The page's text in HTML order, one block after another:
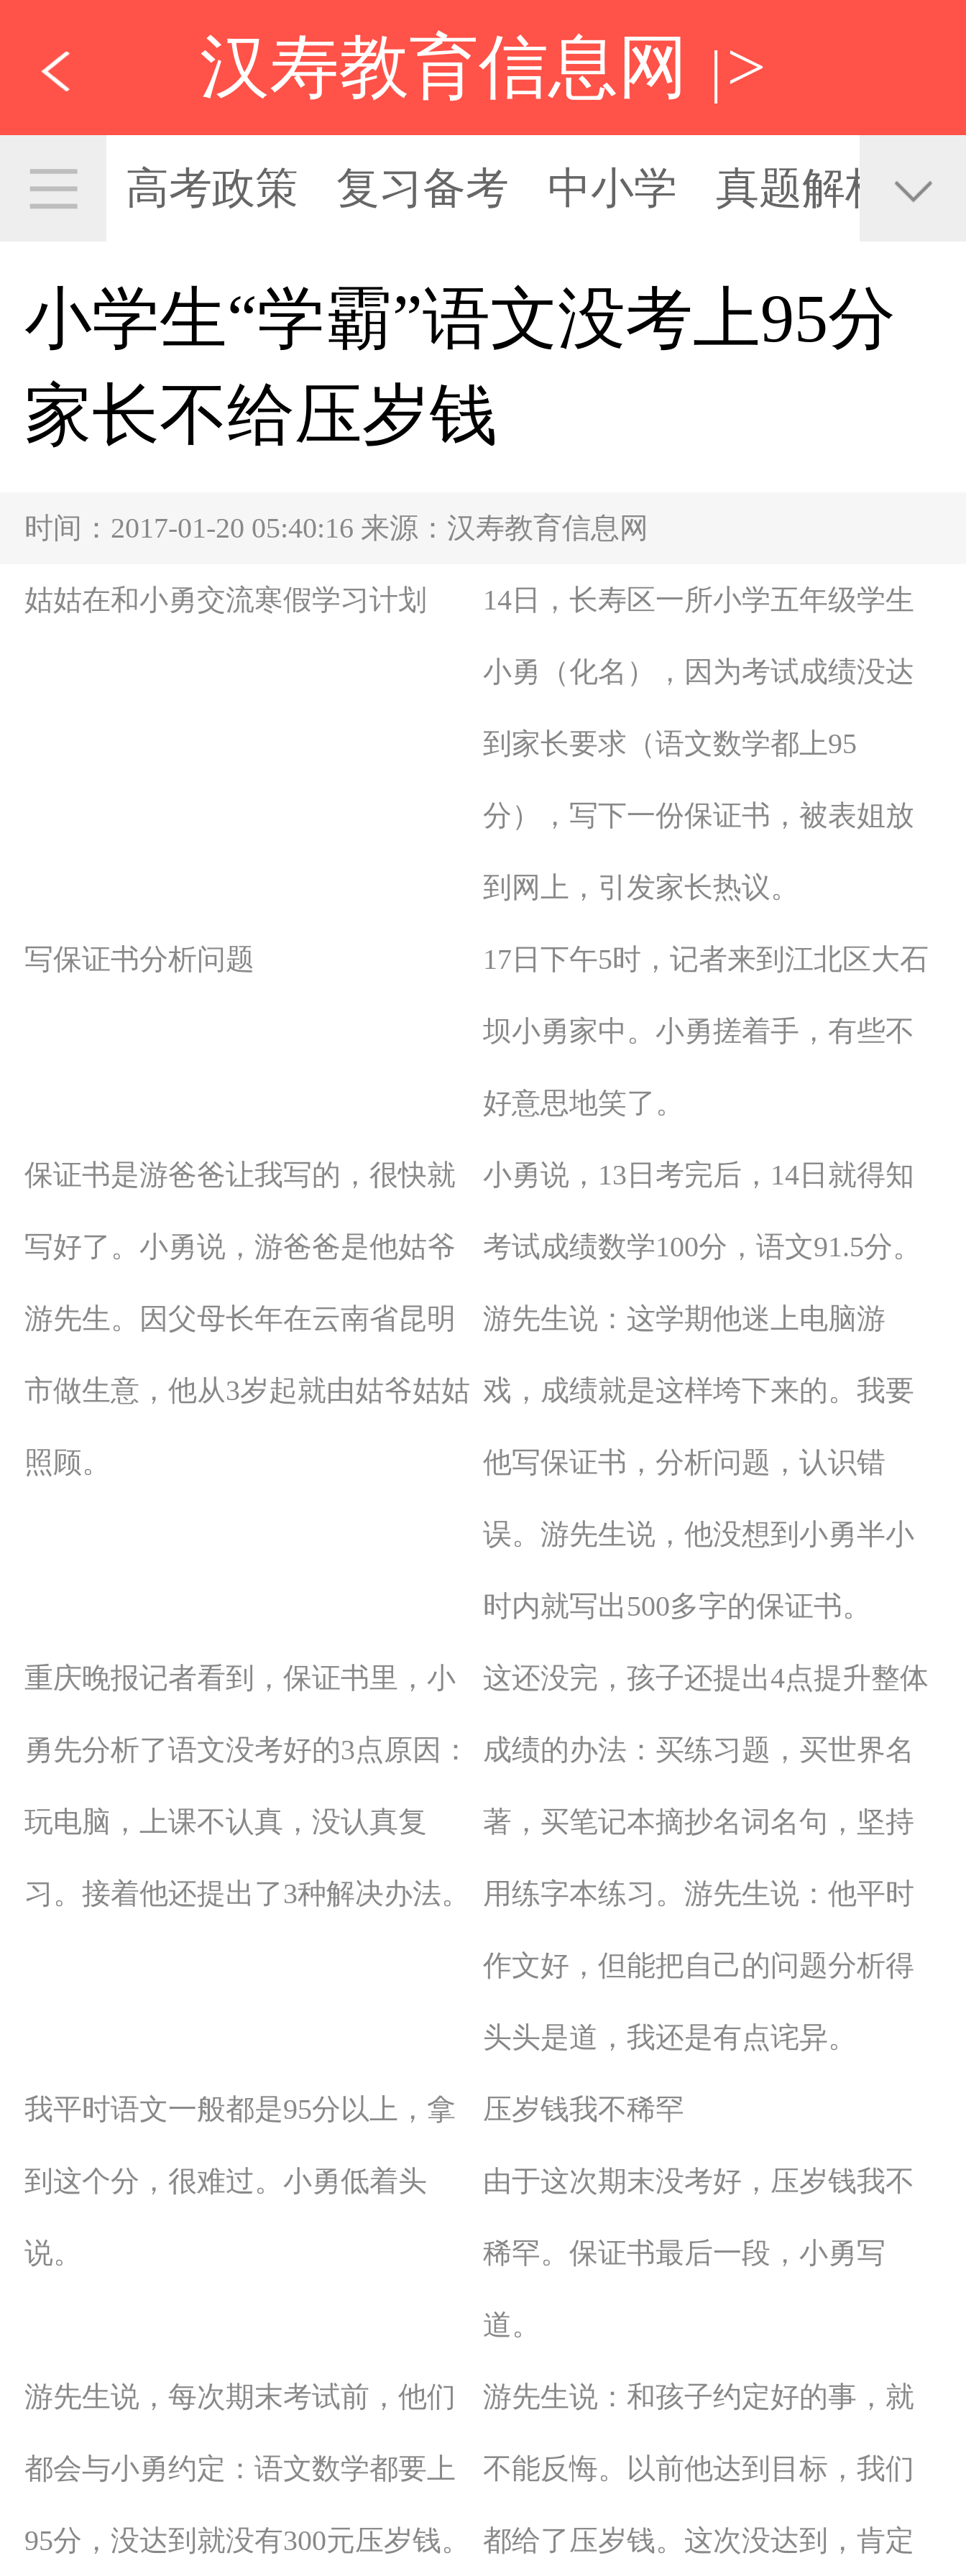
汉寿教育信息网 | >
高考政策 复习备考 中小学 真题解析
小学生“学霸”语文没考上95分
家长不给压岁钱
时间：2017-01-20 05:40:16 来源：汉寿教育信息网
姑姑在和小勇交流寒假学习计划 14日，长寿区一所小学五年级学生
小勇（化名），因为考试成绩没达
到家长要求（语文数学都上95
分），写下一份保证书，被表姐放
到网上，引发家长热议。
写保证书分析问题 17日下午5时，记者来到江北区大石
坝小勇家中。小勇搓着手，有些不
好意思地笑了。
保证书是游爸爸让我写的，很快就
写好了。小勇说，游爸爸是他姑爷
游先生。因父母长年在云南省昆明
市做生意，他从3岁起就由姑爷姑姑
照顾。
小勇说，13日考完后，14日就得知
考试成绩数学100分，语文91.5分。
游先生说：这学期他迷上电脑游
戏，成绩就是这样垮下来的。我要
他写保证书，分析问题，认识错
误。游先生说，他没想到小勇半小
时内就写出500多字的保证书。
重庆晚报记者看到，保证书里，小
勇先分析了语文没考好的3点原因：
玩电脑，上课不认真，没认真复
习。接着他还提出了3种解决办法。
这还没完，孩子还提出4点提升整体
成绩的办法：买练习题，买世界名
著，买笔记本摘抄名词名句，坚持
用练字本练习。游先生说：他平时
作文好，但能把自己的问题分析得
头头是道，我还是有点诧异。
我平时语文一般都是95分以上，拿
到这个分，很难过。小勇低着头
说。
压岁钱我不稀罕
由于这次期末没考好，压岁钱我不
稀罕。保证书最后一段，小勇写
道。
游先生说，每次期末考试前，他们
都会与小勇约定：语文数学都要上
95分，没达到就没有300元压岁钱。
游先生说：和孩子约定好的事，就
不能反悔。以前他达到目标，我们
都给了压岁钱。这次没达到，肯定